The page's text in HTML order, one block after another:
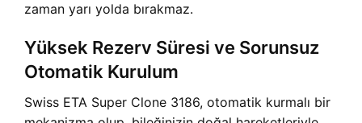
zaman yarı yolda bırakmaz.
Yüksek Rezerv Süresi ve Sorunsuz
Otomatik Kurulum
Swiss ETA Super Clone 3186, otomatik kurmalı bir